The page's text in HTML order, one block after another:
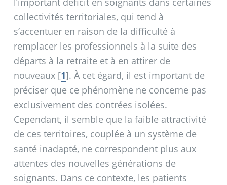
collectivités territoriales, qui tend à
s’accentuer en raison de la difficulté à
remplacer les professionnels à la suite des
départs à la retraite et à en attirer de
nouveaux[1]. À cet égard, il est important de
préciser que ce phénomène ne concerne pas
exclusivement des contrées isolées.
Cependant, il semble que la faible attractivité
de ces territoires, couplée à un système de
santé inadapté, ne correspondent plus aux
attentes des nouvelles générations de
soignants. Dans ce contexte, les patients